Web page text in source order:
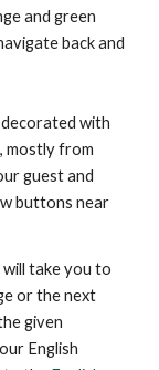
and green
back and
with
mostly from
guest and
buttons near
take you to
or the next
given
English